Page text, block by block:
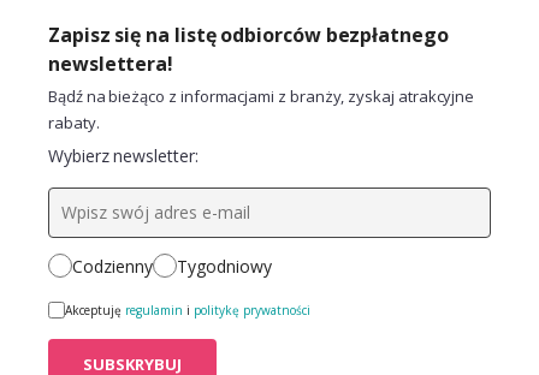
Zapisz się na listę odbiorców bezpłatnego
newslettera!
Bądź na bieżąco z informacjami z branży, zyskaj atrakcyjne
rabaty.
Wybierz newsletter:
Codzienny Tygodniowy
Akceptuję regulamin i politykę prywatności